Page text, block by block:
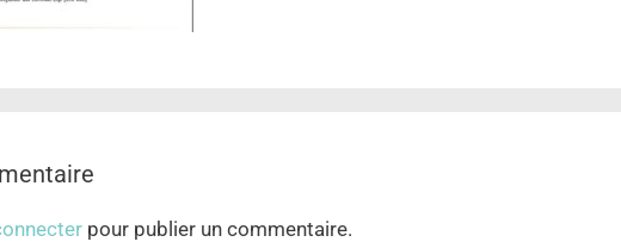
pour publier un commentaire.